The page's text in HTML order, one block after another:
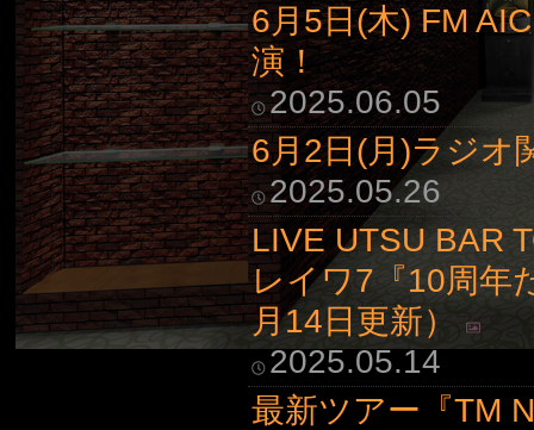
6月5日(木) FM
演！
2025.06.05
6月2日(月)ラジオ
2025.05.26
LIVE UTSU BAR
レイワ7『10周年
月14日更新）
2025.05.14
最新ツアー『TM